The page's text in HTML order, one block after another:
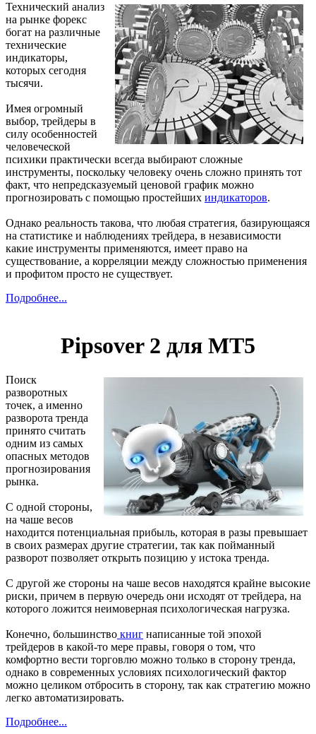
Технический анализ
на рынке форекс
богат на различные
технические
индикаторы,
которых сегодня
тысячи.
Имея огромный
выбор, трейдеры в
силу особенностей
человеческой
психики практически всегда выбирают сложные
инструменты, поскольку человеку очень сложно принять тот
факт, что непредсказуемый ценовой график можно
прогнозировать с помощью простейших индикаторов.
Однако реальность такова, что любая стратегия, базирующаяся
на статистике и наблюдениях трейдера, в независимости
какие инструменты применяются, имеет право на
существование, а корреляции между сложностью применения
и профитом просто не существует.
Подробнее...
Pipsover 2 для МТ5
Поиск
разворотных
точек, а именно
разворота тренда
принято считать
одним из самых
опасных методов
прогнозирования
рынка.
С одной стороны,
на чаше весов
находится потенциальная прибыль, которая в разы превышает
в своих размерах другие стратегии, так как пойманный
разворот позволяет открыть позицию у истока тренда.
С другой же стороны на чаше весов находятся крайне высокие
риски, причем в первую очередь они исходят от трейдера, на
которого ложится неимоверная психологическая нагрузка.
Конечно, большинство книг написанные той эпохой
трейдеров в какой-то мере правы, говоря о том, что
комфортно вести торговлю можно только в сторону тренда,
однако в современных условиях психологический фактор
можно целиком отбросить в сторону, так как стратегию можно
легко автоматизировать.
Подробнее...